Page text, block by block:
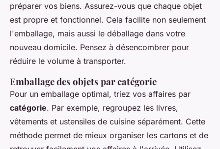
préparer vos biens. Assurez-vous que chaque objet
est propre et fonctionnel. Cela facilite non seulement
l'emballage, mais aussi le déballage dans votre
nouveau domicile. Pensez à désencombrer pour
réduire le volume à transporter.
Emballage des objets par catégorie
Pour un emballage optimal, triez vos affaires par
catégorie. Par exemple, regroupez les livres,
vêtements et ustensiles de cuisine séparément. Cette
méthode permet de mieux organiser les cartons et de